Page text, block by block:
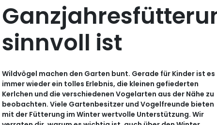
sinnvoll ist
Wildvögel machen den Garten bunt. Gerade für Kinder ist es
immer wieder ein tolles Erlebnis, die kleinen gefiederten
Kerlchen und die verschiedenen Vogelarten aus der Nähe zu
beobachten. Viele Gartenbesitzer und Vogelfreunde bieten
mit der Fütterung im Winter wertvolle Unterstützung. Wir